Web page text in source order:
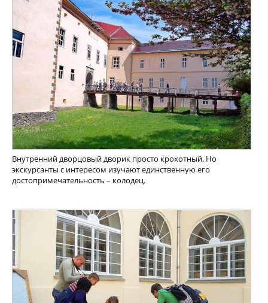
Внутренний дворцовый дворик просто крохотный. Но
экскурсанты с интересом изучают единственную его
достопримечательность – колодец.